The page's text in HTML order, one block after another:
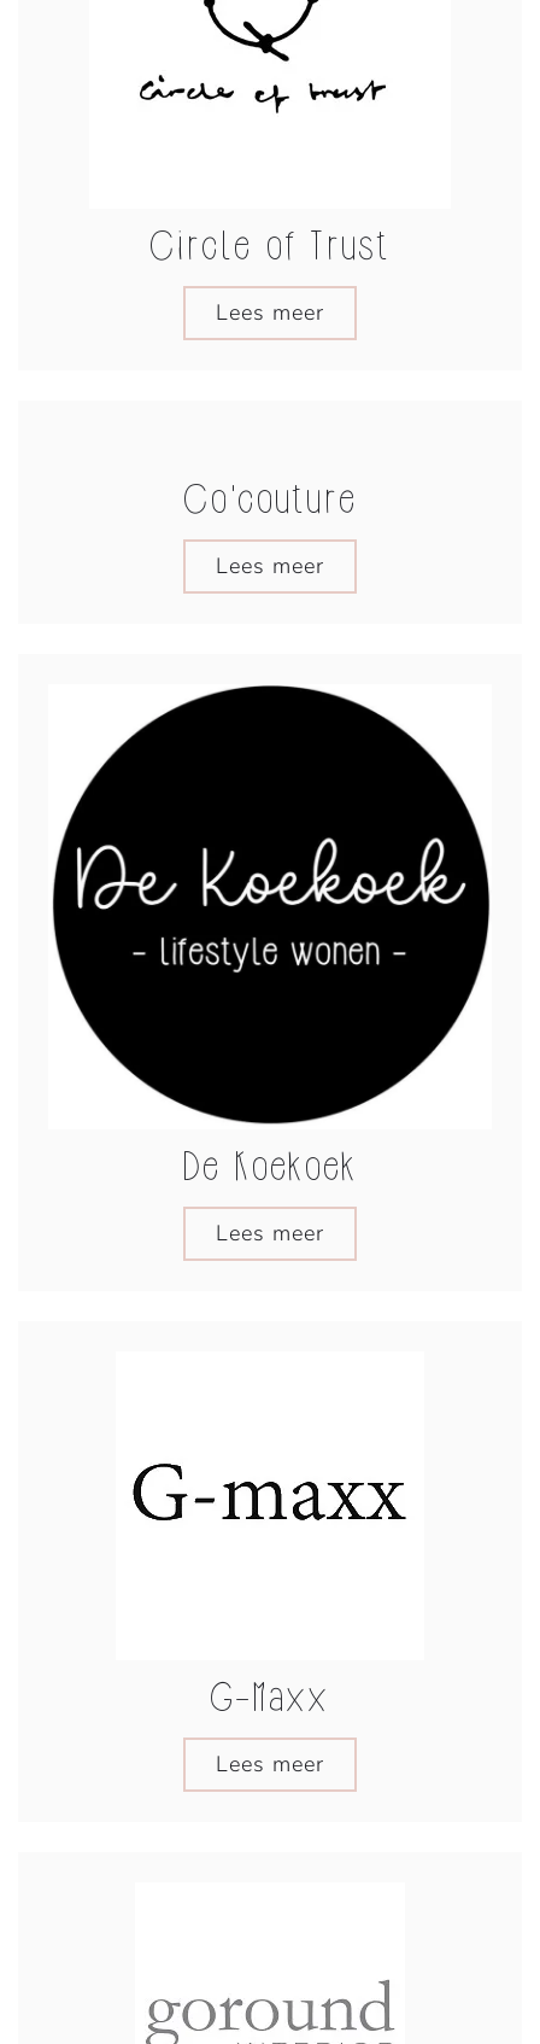
Circle of Trust
Lees meer
Co'couture
Lees meer
De Koekoek
Lees meer
G-Maxx
Lees meer